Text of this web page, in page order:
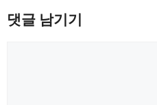
댓글 남기기